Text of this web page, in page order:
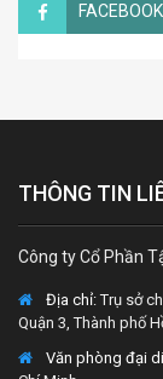
FACEBOOK
THÔNG TIN
Công ty Cổ Phần
Địa chỉ:Trụ sở
Quận 3, Thành phố
Văn phòng đại